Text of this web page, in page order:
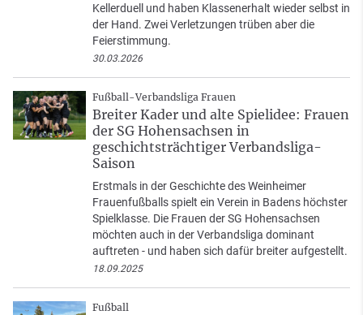
Kellerduell und haben Klassenerhalt wieder selbst in
der Hand. Zwei Verletzungen trüben aber die
Feierstimmung.
30.03.2026
Fußball-Verbandsliga Frauen
Breiter Kader und alte Spielidee: Frauen
der SG Hohensachsen in
geschichtsträchtiger Verbandsliga-
Saison
Erstmals in der Geschichte des Weinheimer
Frauenfußballs spielt ein Verein in Badens höchster
Spielklasse. Die Frauen der SG Hohensachsen
möchten auch in der Verbandsliga dominant
auftreten - und haben sich dafür breiter aufgestellt.
18.09.2025
Fußball